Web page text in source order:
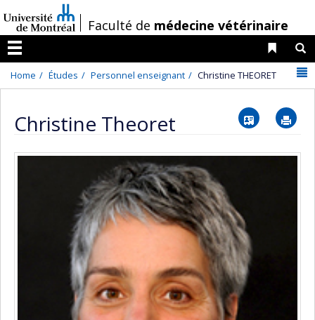
au
contenu
/Faculté de médecine vétérinaire
Menu
Liens
Home Études Personnel enseignant Christine THEORET
Christine Theoret Vcard